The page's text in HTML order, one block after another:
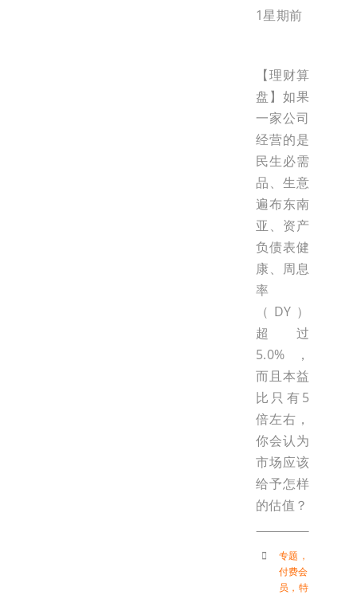
1星期前
【理财算
盘】如果
一家公司
经营的是
民生必需
品、生意
遍布东南
亚、资产
负债表健
康、周息
率
（DY）
超过
5.0%，
而且本益
比只有5
倍左右，
你会认为
市场应该
给予怎样
的估值？
专题 ，
付费会
员 ， 特